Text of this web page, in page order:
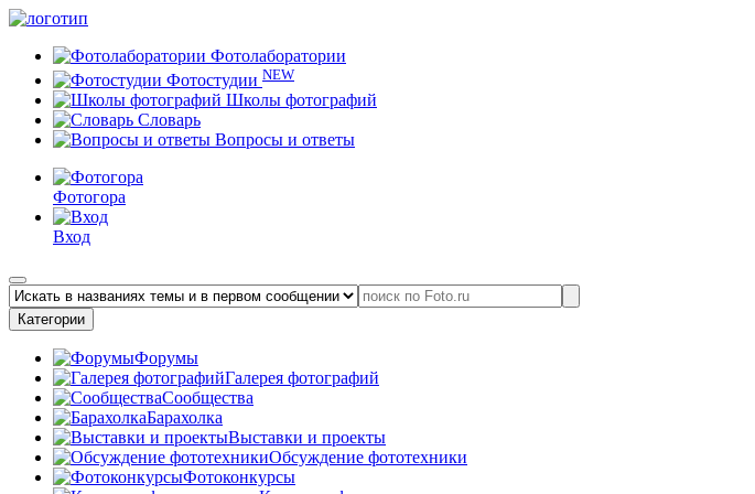
Фотолаборатории
Фотостудии NEW
Школы фотографий
Словарь
Вопросы и ответы
Фотогора
Вход
Категории
Форумы
Галерея фотографий
Сообщества
Барахолка
Выставки и проекты
Обсуждение фототехники
Фотоконкурсы